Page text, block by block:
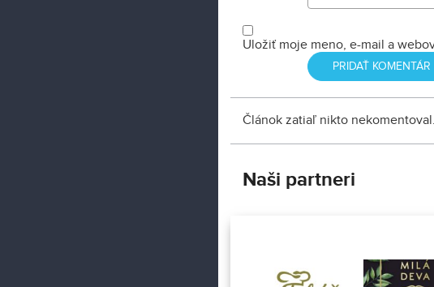
Uložiť moje meno, e-mail a
Článok zatiaľ nikto
Naši partneri